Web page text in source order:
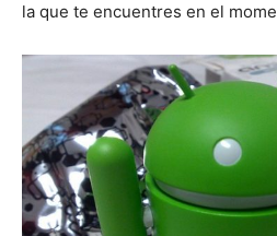
la que te encuentres en el